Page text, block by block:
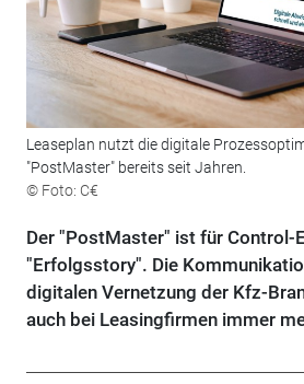
Leaseplan nutzt die digitale
"PostMaster" bereits seit Jahren.
© Foto: C€
Der "PostMaster" ist für Control-
"Erfolgsstory". Die
digitalen Vernetzung der Kfz-
auch bei Leasingfirmen immer